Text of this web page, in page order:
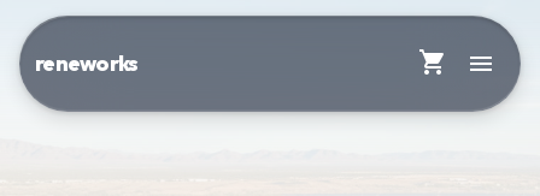
reneworks shopping_cart menu